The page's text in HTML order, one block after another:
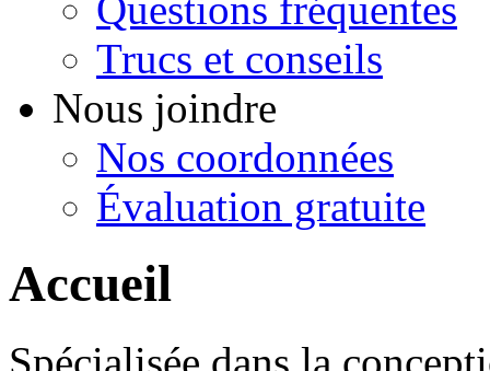
Trucs et conseils
Nous joindre
Nos coordonnées
Évaluation gratuite
Accueil
Spécialisée dans la